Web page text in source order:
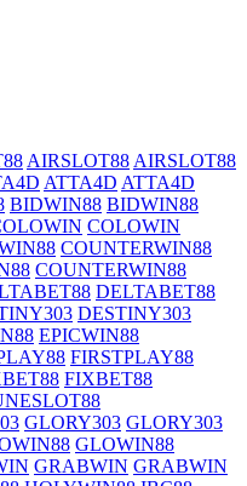
AIRSLOT88AIRSLOT88
ATTA4D ATTA4D
BIDWIN88 BIDWIN88
COLOWIN
COUNTERWIN88
COUNTERWIN88
DELTABET88
DESTINY303
EPICWIN88
FIRSTPLAY88
FIXBET88
GLORY303 GLORY303
GLOWIN88
GRABWIN GRABWIN